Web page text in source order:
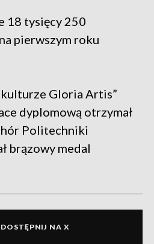
18 tysięcy 250
pierwszym roku
kulturze Gloria Artis”
dyplomową otrzymał
Politechniki
brązowy medal
NA X